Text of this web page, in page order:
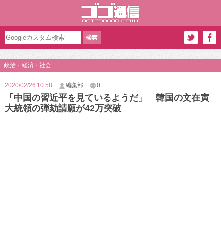
政治・経済・社会
2020/02/26 10:58 編集部 0
「中国の習近平を見ているようだ」 韓国の文在寅
大統領の弾劾請願が42万突破